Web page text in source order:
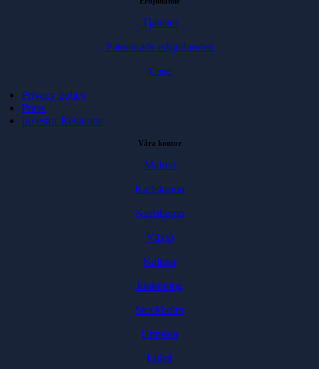
Tjänster
Paketerade erbjudanden
Case
Privacy policy
Press
Investor Relations
Våra kontor
Malmö
Karlskrona
Karlshamn
Växjö
Kalmar
Jönköping
Stockholm
Uppsala
Luleå